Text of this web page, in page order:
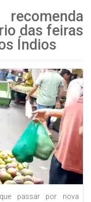
das feiras
Índios
passar por nova